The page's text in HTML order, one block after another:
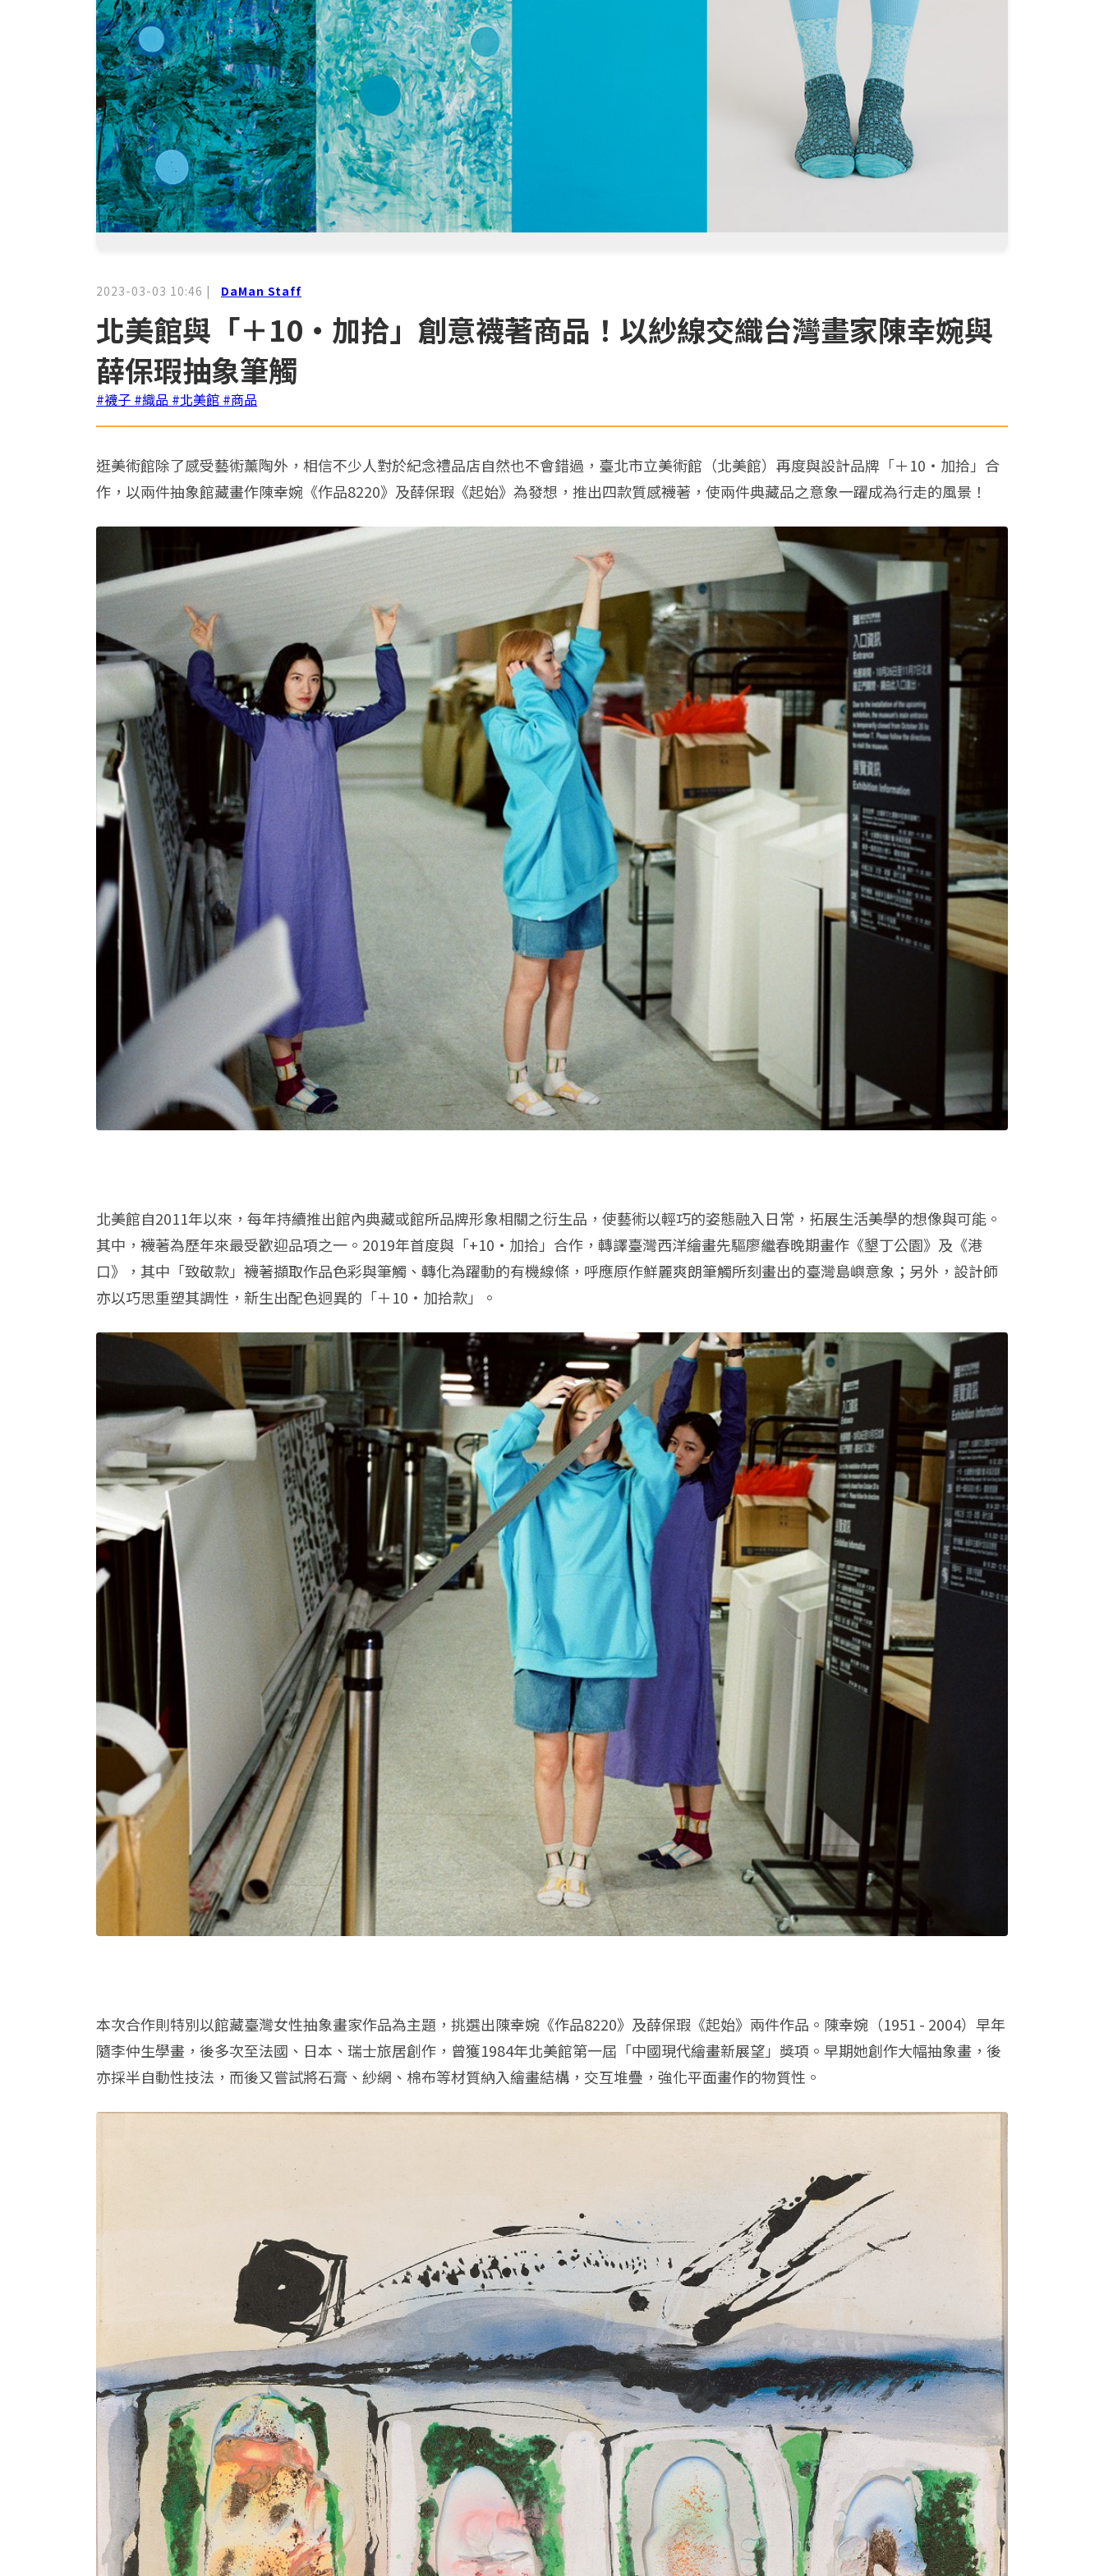
2023-03-03 10:46 | DaMan Staff
北美館與「＋10・加拾」創意襪著商品！以紗線交織台灣畫家陳幸婉與
薛保瑕抽象筆觸
#襪子 #織品 #北美館 #商品
逛美術館除了感受藝術薰陶外，相信不少人對於紀念禮品店自然也不會錯過，臺北市立美術館（北美館）再度與設計品牌「＋10・加拾」合
作，以兩件抽象館藏畫作陳幸婉《作品8220》及薛保瑕《起始》為發想，推出四款質感襪著，使兩件典藏品之意象一躍成為行走的風景！
北美館自2011年以來，每年持續推出館內典藏或館所品牌形象相關之衍生品，使藝術以輕巧的姿態融入日常，拓展生活美學的想像與可能。
其中，襪著為歷年來最受歡迎品項之一。2019年首度與「+10・加拾」合作，轉譯臺灣西洋繪畫先驅廖繼春晚期畫作《墾丁公園》及《港
口》，其中「致敬款」襪著擷取作品色彩與筆觸、轉化為躍動的有機線條，呼應原作鮮麗爽朗筆觸所刻畫出的臺灣島嶼意象；另外，設計師
亦以巧思重塑其調性，新生出配色迥異的「＋10・加拾款」。
本次合作則特別以館藏臺灣女性抽象畫家作品為主題，挑選出陳幸婉《作品8220》及薛保瑕《起始》兩件作品。陳幸婉（1951 - 2004）早年
隨李仲生學畫，後多次至法國、日本、瑞士旅居創作，曾獲1984年北美館第一屆「中國現代繪畫新展望」獎項。早期她創作大幅抽象畫，後
亦採半自動性技法，而後又嘗試將石膏、紗網、棉布等材質納入繪畫結構，交互堆疊，強化平面畫作的物質性。